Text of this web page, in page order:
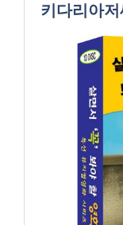
키다리아